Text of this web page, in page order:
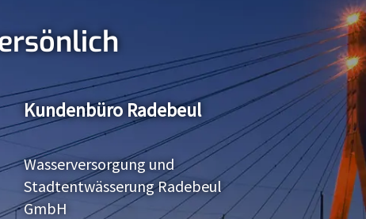
Kundenbüro Radebeul
Wasserversorgung und
Stadtentwässerung Radebeul
GmbH